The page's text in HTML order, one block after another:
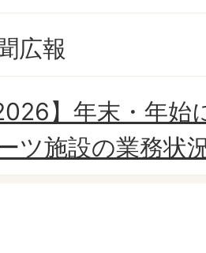
広報
】年末・年始
ツ施設の業務状